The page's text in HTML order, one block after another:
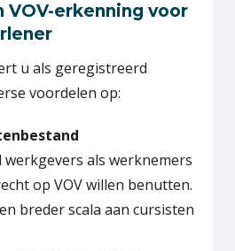
VOV-erkenning voor
u als geregistreerd
voordelen op:
werkgevers als werknemers
op VOV willen benutten.
breder scala aan cursisten